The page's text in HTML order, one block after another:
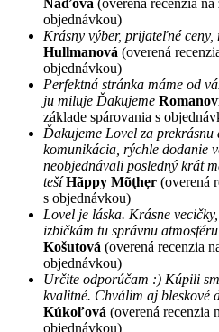
Naďová (overená recenzia
objednávkou)
Krásny výber, prijateľné ceny,
Hullmanová (overená
objednávkou)
Perfektná stránka máme od
ju miluje Ďakujeme
základe spárovania s
Ďakujeme Lovel za prekrásnu
komunikácia, rýchle dodanie
neobjednávali posledný krát
tešíHãppy Mõţhęr (overená
s objednávkou)
Lovel je láska. Krásne
izbičkám tu správnu
Košutová (overená recenzia
objednávkou)
Určite odporúčam :) Kúpili
kvalitné. Chválim aj bleskové
Kúkoľová (overená recenzia
objednávkou)